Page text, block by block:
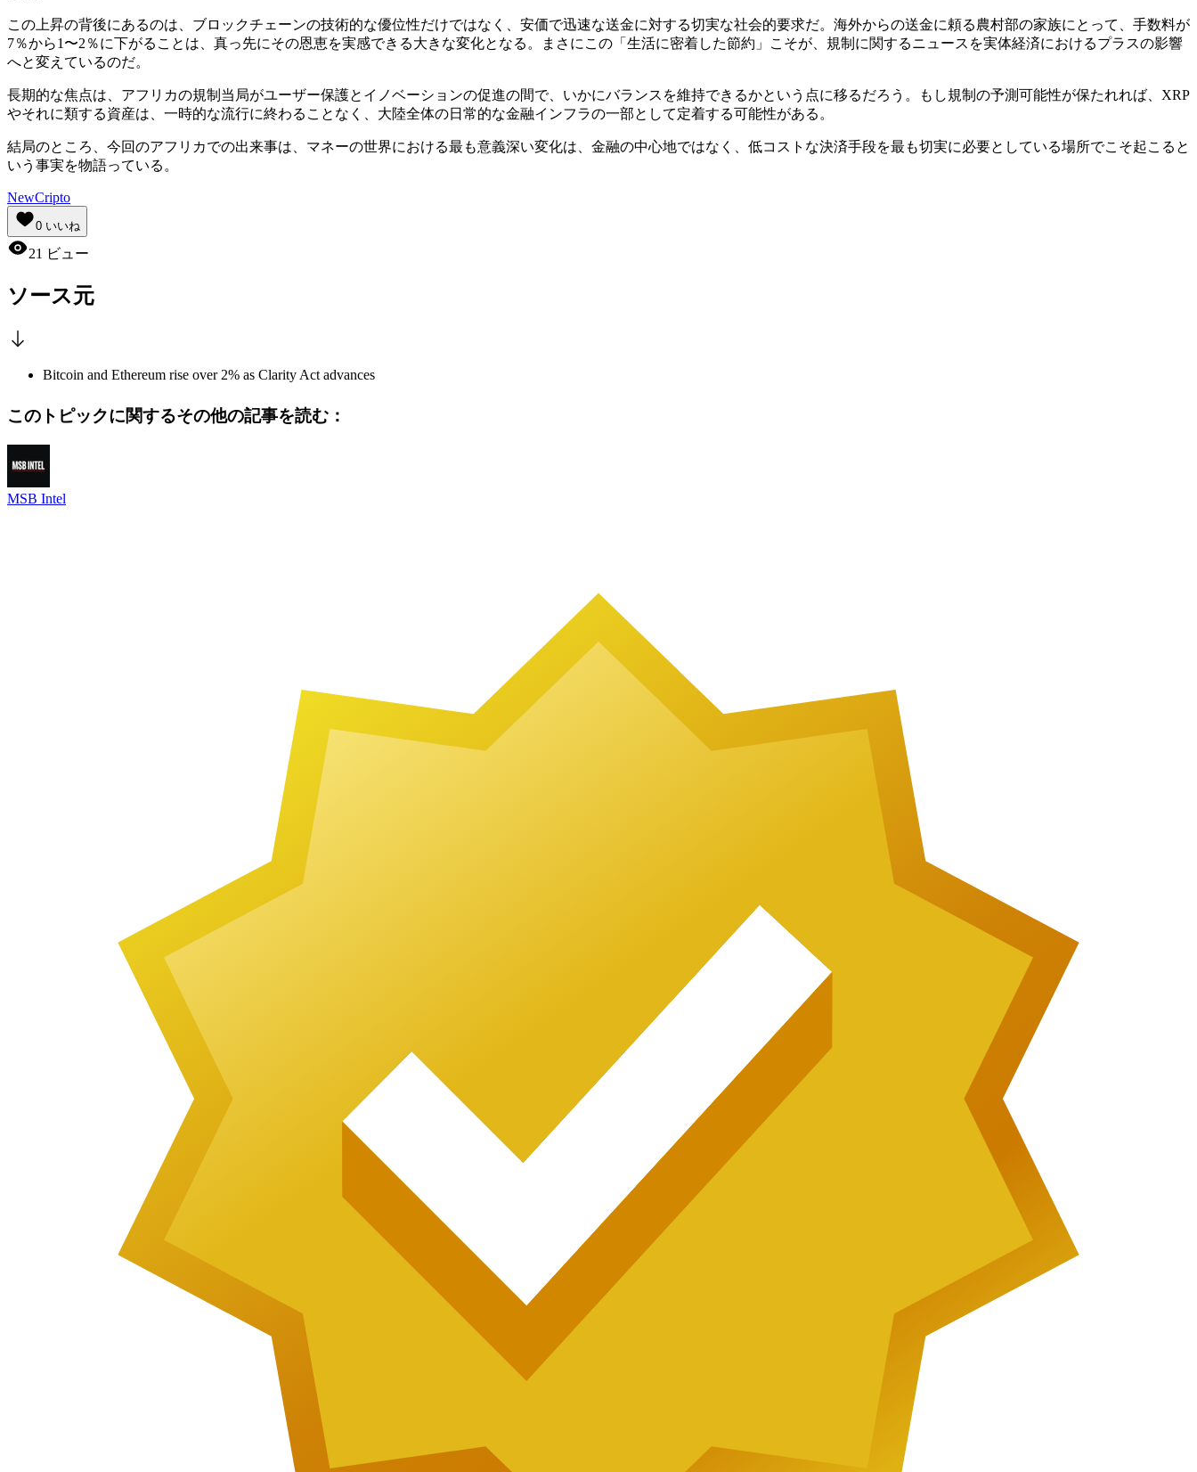
この上昇の背後にあるのは、ブロックチェーンの技術的な優位性だけではなく、安価で迅速な送金に対する切実な社会的要求だ。海外からの送金に頼る農村部の家族にとって、手数料が
7％から1〜2％に下がることは、真っ先にその恩恵を実感できる大きな変化となる。まさにこの「生活に密着した節約」こそが、規制に関するニュースを実体経済におけるプラスの影響
へと変えているのだ。
長期的な焦点は、アフリカの規制当局がユーザー保護とイノベーションの促進の間で、いかにバランスを維持できるかという点に移るだろう。もし規制の予測可能性が保たれれば、XRP
やそれに類する資産は、一時的な流行に終わることなく、大陸全体の日常的な金融インフラの一部として定着する可能性がある。
結局のところ、今回のアフリカでの出来事は、マネーの世界における最も意義深い変化は、金融の中心地ではなく、低コストな決済手段を最も切実に必要としている場所でこそ起こると
いう事実を物語っている。
NewCripto
0 いいね
21 ビュー
ソース元
Bitcoin and Ethereum rise over 2% as Clarity Act advances
このトピックに関するその他の記事を読む：
MSB Intel